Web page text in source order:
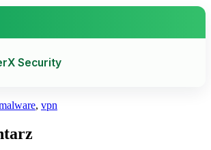
Security
, vpn